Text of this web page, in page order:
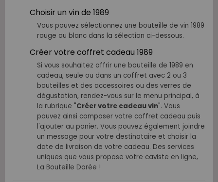
Choisir un vin de 1989
Vous pouvez sélectionnez une bouteille de vin 1989
rouge ou blanc dans la sélection ci-dessous.
Créer votre coffret cadeau 1989
Si vous souhaitez offrir une bouteille de 1989 en
cadeau, seule ou dans un coffret avec 2 ou 3
bouteilles et des accessoires ou des verres de
dégustation, rendez-vous sur le menu principal, à
la rubrique "Créer votre cadeau vin". Vous
pouvez ainsi composer votre coffret cadeau puis
l'ajouter au panier. Vous pouvez également joindre
un message pour votre destinataire et choisir la
date de livraison de votre cadeau. Des services
uniques que vous propose votre caviste en ligne,
La Bouteille Dorée !